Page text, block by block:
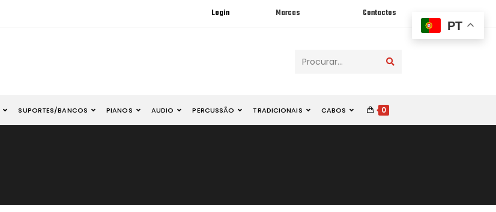
Login Marcas Contactos
Procurar...
SUPORTES/BANCOS PIANOS AUDIO PERCUSSÃO TRADICIONAIS CABOS 0
PT